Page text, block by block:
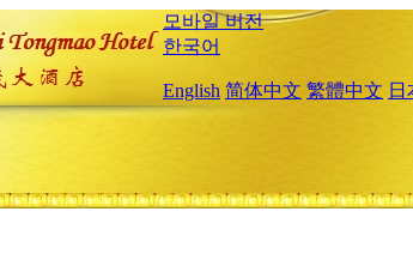
모바일 버전
한국어
English 简体中文 繁體中文 日